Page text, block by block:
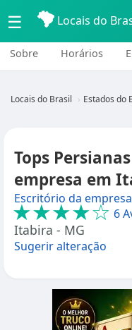
☰ Locais do
Sobre Horários
Locais do Brasil Estados do
Tops
empresa em
Escritório da empresa
★★★★☆ 6
Itabira - MG
Sugerir alteração